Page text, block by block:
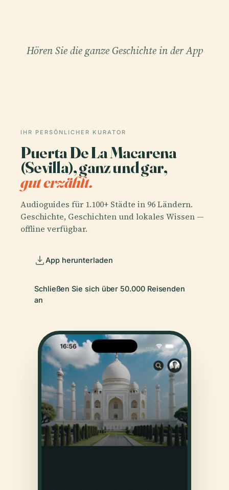
Hören Sie die ganze Geschichte in der App
IHR PERSÖNLICHER KURATOR
Puerta De La Macarena
(Sevilla), ganz und gar,
gut erzählt.
Audioguides für 1.100+ Städte in 96 Ländern.
Geschichte, Geschichten und lokales Wissen —
offline verfügbar.
App herunterladen
Schließen Sie sich über 50.000 Reisenden
an